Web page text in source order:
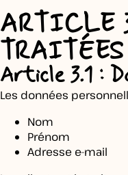
ARTICLE
Article 3.1 :
Les données
Nom
Prénom
Adresse e-mail